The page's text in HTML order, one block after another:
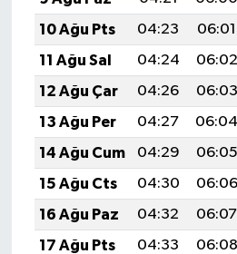
10 Ağu Pts
04:23 06:01
11 Ağu Sal
04:24 06:02
12 Ağu Çar
04:26 06:03
13 Ağu Per
04:27 06:04
14 Ağu Cum
04:29 06:05
15 Ağu Cts
04:30 06:06
16 Ağu Paz
04:32 06:07
17 Ağu Pts
04:33 06:08